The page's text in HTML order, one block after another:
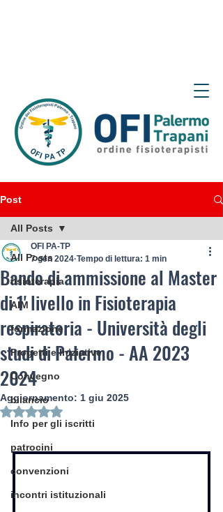
Post
All Posts
fisioterapia
AIM
formazione
Progetti e Iniziative
Convegno
bilancio
Info per gli iscritti
patrocini
convenzioni
incontri istituzionali
All Posts
Bando di ammissione al Master
di 1' livello in Fisioterapia
respiratoria - Università degli
studi di Palermo - AA 2023
2024
OFI PA-TP
7 gen 2024 Tempo di lettura: 1 min
Aggiornamento: 1 giu 2025
Valutazione NaN stelle su 5.